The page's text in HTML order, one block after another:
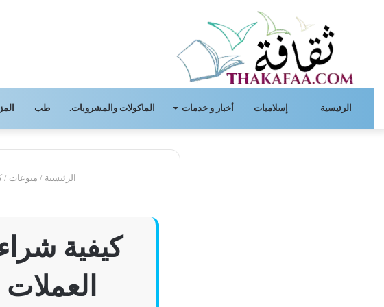
الرئيسية إسلاميات أخبار و خدمات الماكولات والمشروبات. طب
الرئيسية / منوعات /
كيفية